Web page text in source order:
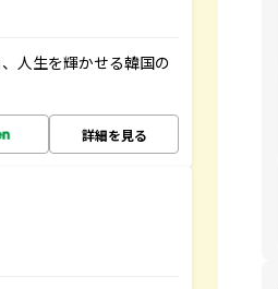
人生を輝かせる韓国の
詳細を見る